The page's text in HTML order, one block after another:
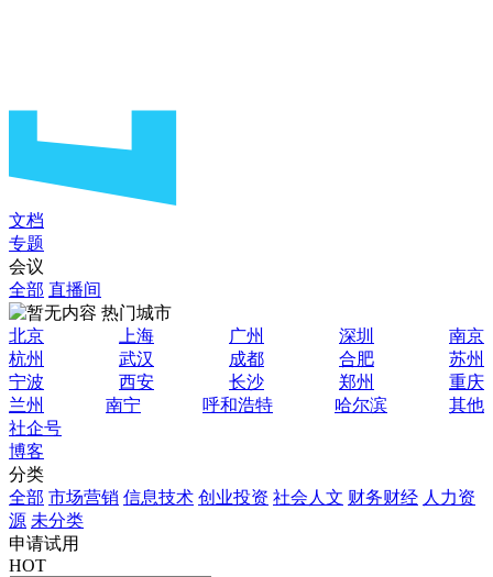
文档
专题
会议
全部 直播间
热门城市
北京
上海 广州 深圳
南京
杭州
武汉 成都 合肥
苏州
宁波
西安 长沙 郑州
重庆
兰州
南宁 呼和浩特 哈尔滨
其他
社企号
博客
分类
全部 市场营销 信息技术 创业投资 社会人文 财务财经 人力资
源 未分类
申请试用
HOT